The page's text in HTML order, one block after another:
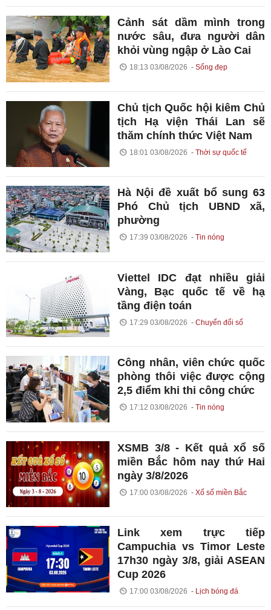
Cảnh sát dầm mình trong
nước sâu, đưa người dân
khỏi vùng ngập ở Lào Cai
18:13 03/08/2026 Sống đẹp
Chủ tịch Quốc hội kiêm Chủ
tịch Hạ viện Thái Lan sẽ
thăm chính thức Việt Nam
18:01 03/08/2026 Thời sự quốc tế
Hà Nội đề xuất bổ sung 63
Phó Chủ tịch UBND xã,
phường
17:39 03/08/2026 Tin nóng
Viettel IDC đạt nhiều giải
Vàng, Bạc quốc tế về hạ
tầng điện toán
17:29 03/08/2026 Chuyển đổi số
Công nhân, viên chức quốc
phòng thôi việc được cộng
2,5 điểm khi thi công chức
17:12 03/08/2026 Tin nóng
XSMB 3/8 - Kết quả xổ số
miền Bắc hôm nay thứ Hai
ngày 3/8/2026
17:00 03/08/2026 Xổ số miền Bắc
Link xem trực tiếp
Campuchia vs Timor Leste
17h30 ngày 3/8, giải ASEAN
Cup 2026
17:00 03/08/2026 Lịch bóng đá